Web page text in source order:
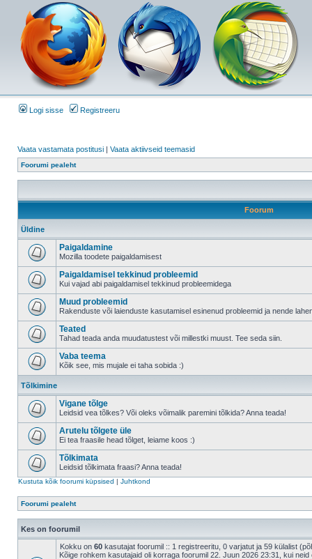
Logi sisse Registreeru
Vaata vastamata postitusi | Vaata aktiivseid teemasid
Foorumi pealeht
Foorum
Üldine
Paigaldamine
Mozilla toodete paigaldamisest
Paigaldamisel tekkinud probleemid
Kui vajad abi paigaldamisel tekkinud probleemidega
Muud probleemid
Rakenduste või laienduste kasutamisel esinenud probleemid ja nende
Teated
Tahad teada anda muudatustest või millestki muust. Tee seda siin.
Vaba teema
Kõik see, mis mujale ei taha sobida :)
Tõlkimine
Vigane tõlge
Leidsid vea tõlkes? Või oleks võimalik paremini tõlkida? Anna teada!
Arutelu tõlgete üle
Ei tea fraasile head tõlget, leiame koos :)
Tõlkimata
Leidsid tõlkimata fraasi? Anna teada!
Kustuta kõik foorumi küpsised | Juhtkond
Foorumi pealeht
Kes on foorumil
Kokku on 60 kasutajat foorumil :: 1 registreeritu, 0 varjatut ja 59 külalist
Kõige rohkem kasutajaid oli korraga foorumil 22. Juun 2026 23:31, kui neid